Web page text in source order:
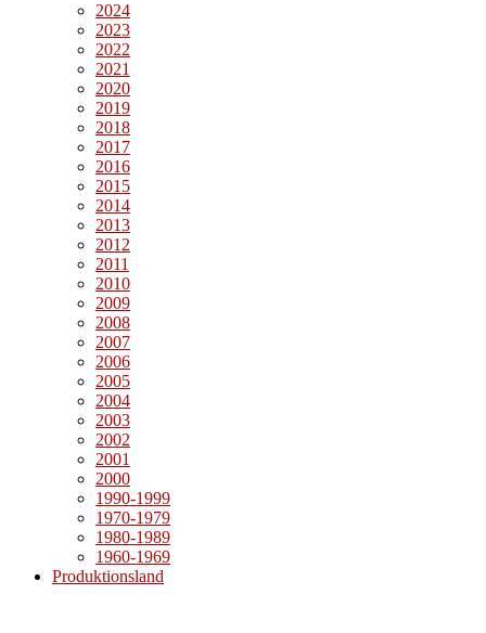
2024
2023
2022
2021
2020
2019
2018
2017
2016
2015
2014
2013
2012
2011
2010
2009
2008
2007
2006
2005
2004
2003
2002
2001
2000
1990-1999
1970-1979
1980-1989
1960-1969
Produktionsland